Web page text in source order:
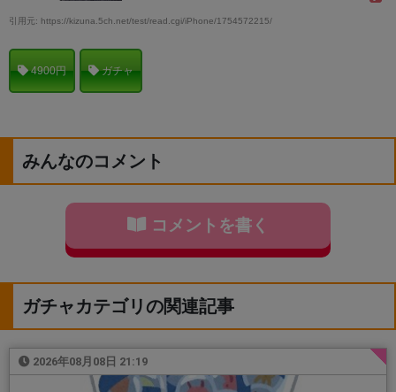
引用元: https://kizuna.5ch.net/test/read.cgi/iPhone/1754572215/
4900円 ガチャ
みんなのコメント
コメントを書く
ガチャカテゴリの関連記事
2026年08月08日 21:19